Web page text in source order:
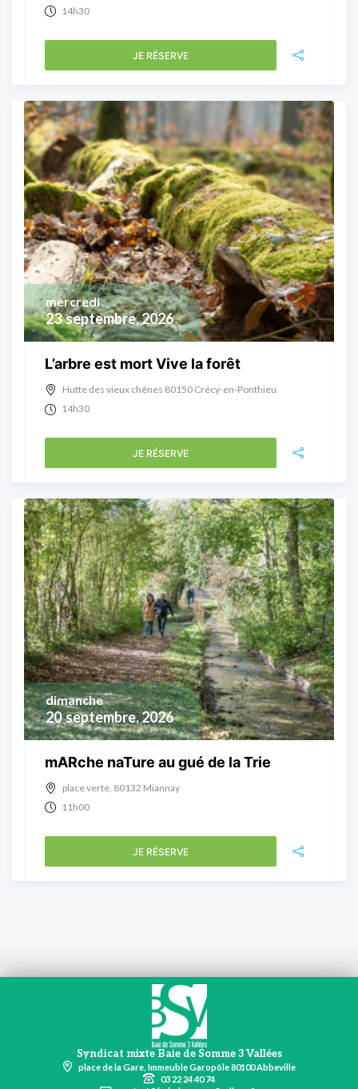
14h30
JE RÉSERVE
23 septembre, 2026
mercredi
L’arbre est mort Vive la forêt
Hutte des vieux chênes 80150 Crécy-en-Ponthieu
14h30
JE RÉSERVE
20 septembre, 2026
dimanche
mARche naTure au gué de la Trie
place verte, 80132 Miannay
11h00
JE RÉSERVE
Syndicat mixte Baie de Somme 3 Vallées
place de la Gare, Immeuble Garopôle 80100 Abbeville
03 22 24 40 74